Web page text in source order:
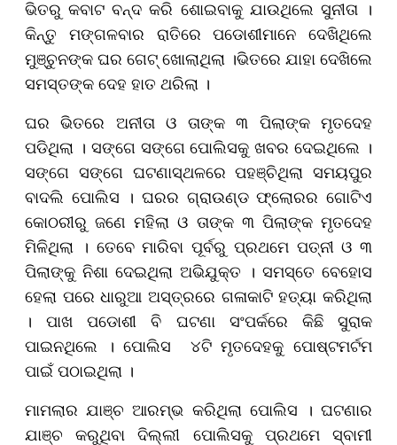
ଭିତରୁ କବାଟ ବନ୍ଦ କରି ଶୋଇବାକୁ ଯାଉଥିଲେ ସୁନୀତା ।
କିନ୍ତୁ ମଙ୍ଗଳବାର ରାତିରେ ପଡୋଶୀମାନେ ଦେଖିଥିଲେ
ମୁଞ୍ଚୁନଙ୍କ ଘର ଗେଟ୍‌ ଖୋଲାଥିଲା ।ଭିତରେ ଯାହା ଦେଖିଲେ
ସମସ୍ତଙ୍କ ଦେହ ହାତ ଥରିଲା ।
ଘର ଭିତରେ ଅନୀତା ଓ ତାଙ୍କ ୩ ପିଲାଙ୍କ ମୃତଦେହ
ପଡିଥିଲା । ସଙ୍ଗେ ସଙ୍ଗେ ପୋଲିସକୁ ଖବର ଦେଇଥିଲେ ।
ସଙ୍ଗେ ସଙ୍ଗେ ଘଟଣାସ୍ଥଳରେ ପହଞ୍ଚିଥିଲା ସମୟପୁର
ବାଦଲି ପୋଲିସ । ଘରର ଗ୍ରାଉଣ୍ଡ ଫ୍ଲୋରର ଗୋଟିଏ
କୋଠରୀରୁ ଜଣେ ମହିଲା ଓ ତାଙ୍କ ୩ ପିଲାଙ୍କ ମୃତଦେହ
ମିଳିଥିଲା । ତେବେ ମାରିବା ପୂର୍ବରୁ ପ୍ରଥମେ ପତ୍ନୀ ଓ ୩
ପିଲାଙ୍କୁ ନିଶା ଦେଇଥିଲା ଅଭିଯୁକ୍ତ । ସମସ୍ତେ ବେହୋସ
ହେଲା ପରେ ଧାରୁଆ ଅସ୍ତ୍ରରେ ଗଳାକାଟି ହତ୍ୟା କରିଥିଲା
। ପାଖ ପଡୋଶୀ ବି ଘଟଣା ସଂପର୍କରେ କିଛି ସୁରାକ
ପାଇନଥିଲେ । ପୋଲିସ ୪ଟି ମୃତଦେହକୁ ପୋଷ୍ଟମର୍ଟମ
ପାଇଁ ପଠାଇଥିଲା ।
ମାମଲାର ଯାଞ୍ଚ ଆରମ୍ଭ କରିଥିଲା ପୋଲିସ । ଘଟଣାର
ଯାଞ୍ଚ କରୁଥିବା ଦିଲ୍ଲୀ ପୋଲିସକୁ ପ୍ରଥମେ ସ୍ବାମୀ